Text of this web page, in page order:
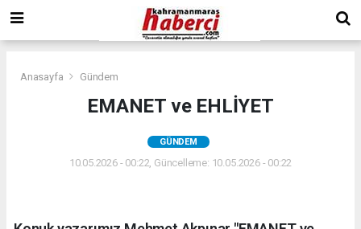
Anasayfa Gündem
EMANET ve EHLİYET
GÜNDEM
10.05.2026 - 00:22, Güncelleme: 10.05.2026 - 00:22